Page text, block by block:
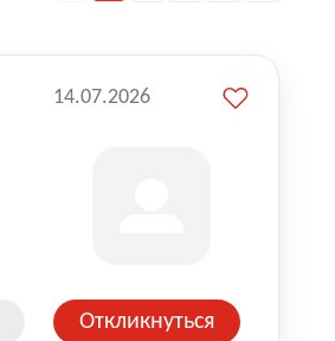
14.07.2026
Откликнуться